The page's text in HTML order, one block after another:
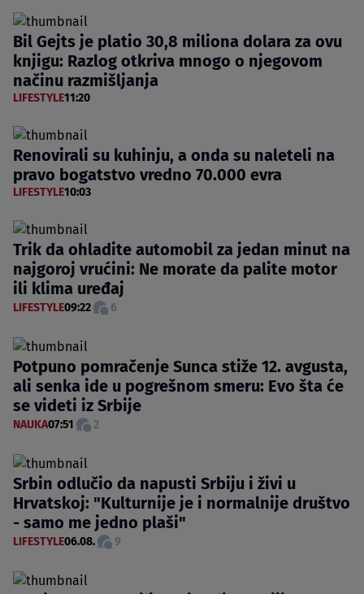
Bil Gejts je platio 30,8 miliona dolara za ovu
knjigu: Razlog otkriva mnogo o njegovom
načinu razmišljanja
LIFESTYLE11:20
Renovirali su kuhinju, a onda su naleteli na
pravo bogatstvo vredno 70.000 evra
LIFESTYLE10:03
Trik da ohladite automobil za jedan minut na
najgoroj vrućini: Ne morate da palite motor
ili klima uređaj
LIFESTYLE09:22 6
Potpuno pomračenje Sunca stiže 12. avgusta,
ali senka ide u pogrešnom smeru: Evo šta će
se videti iz Srbije
NAUKA07:51 2
Srbin odlučio da napusti Srbiju i živi u
Hrvatskoj: "Kulturnije je i normalnije društvo
- samo me jedno plaši"
LIFESTYLE06.08. 9